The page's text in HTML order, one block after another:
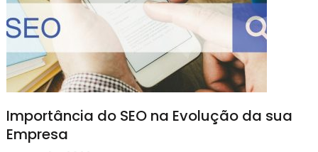
Importância do SEO na Evolução da sua
Empresa